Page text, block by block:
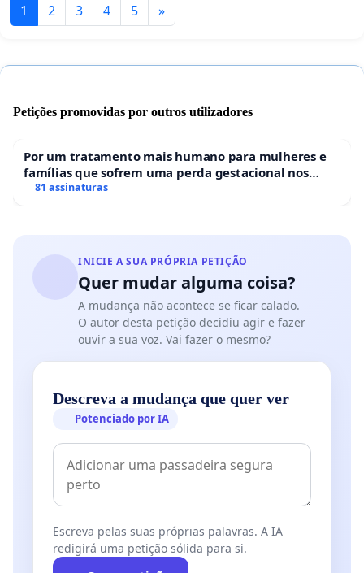
1 2 3 4 5 »
Petições promovidas por outros utilizadores
Por um tratamento mais humano para mulheres e
famílias que sofrem uma perda gestacional nos
hospitais portugueses
81 assinaturas
INICIE A SUA PRÓPRIA PETIÇÃO
Quer mudar alguma coisa?
A mudança não acontece se ficar calado.
O autor desta petição decidiu agir e fazer
ouvir a sua voz. Vai fazer o mesmo?
Descreva a mudança que quer ver
Potenciado por IA
Escreva pelas suas próprias palavras. A IA
redigirá uma petição sólida para si.